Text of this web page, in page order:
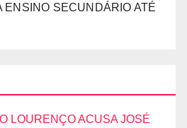
ENSINO SECUNDÁRIO ATÉ
LOURENÇO ACUSA JOSÉ